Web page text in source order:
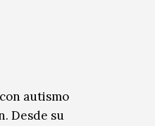
autismo
Desde su